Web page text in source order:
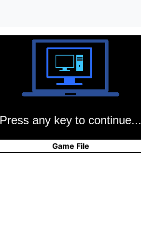
Press any key to continue...
Game File